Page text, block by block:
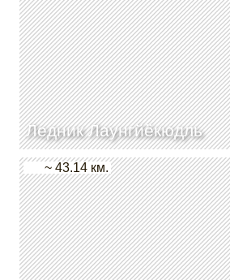
Ледник Лаунгйёкюдль
~ 43.14 км.